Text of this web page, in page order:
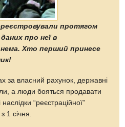
протягом
про неї в
Хто перший принесе
за власний рахунок, державні
а люди бояться продавати
“реєстраційної”
1 січня.